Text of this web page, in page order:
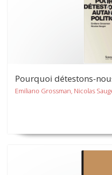
Pourquoi détestons-
Emiliano Grossman, Nicolas